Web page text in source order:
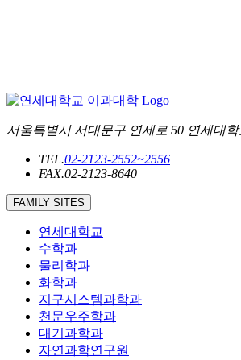
서울특별시 서대문구 연세로 50 연세대
TEL.02-2123-2552~2556
FAX.02-2123-8640
FAMILY SITES
연세대학교
수학과
물리학과
화학과
지구시스템과학과
천문우주학과
대기과학과
자연과학연구원